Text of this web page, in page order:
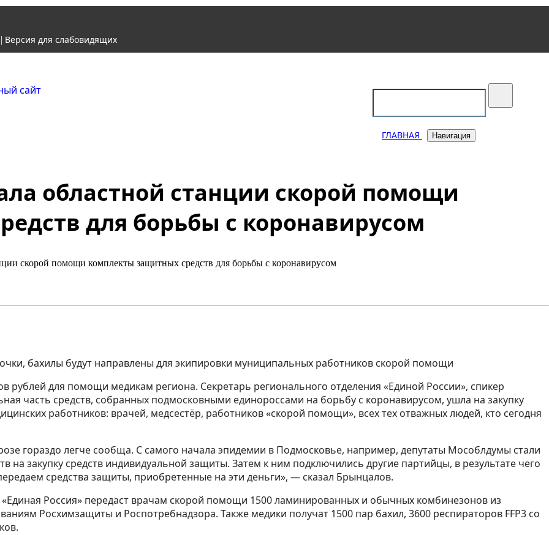
| Версия для слабовидящих
ГЛАВНАЯ Навигация
областной станции скорой помощи
для борьбы с коронавирусом
скорой помощи комплекты защитных средств для борьбы с коронавирусом
бахилы будут направлены для экипировки муниципальных работников скорой помощи
рублей для помощи медикам региона. Секретарь регионального отделения «Единой России», спикер
часть средств, собранных подмосковными единороссами на борьбу с коронавирусом, ушла на закупку
работников: врачей, медсестёр, работников «скорой помощи», всех тех отважных людей, кто сегодня
гораздо легче сообща. С самого начала эпидемии в Подмосковье, например, депутаты Мособлдумы стали
на закупку средств индивидуальной защиты. Затем к ним подключились другие партийцы, в результате чего
средства защиты, приобретенные на эти деньги», — сказал Брынцалов.
Россия» передаст врачам скорой помощи 1500 ламинированных и обычных комбинезонов из
Росхимзащиты и Роспотребнадзора. Также медики получат 1500 пар бахил, 3600 респираторов FFP3 со